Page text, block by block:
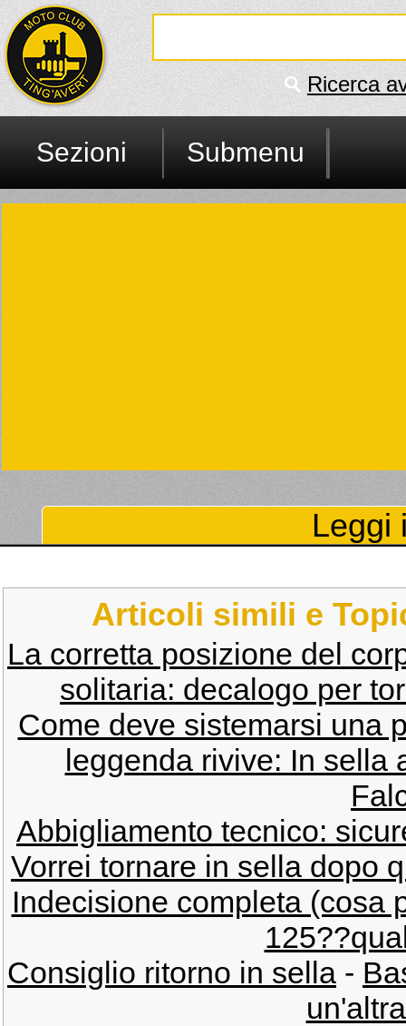
Ricerca
Sezioni Submenu
Leggi
Articoli simili e
La corretta posizione del
solitaria: decalogo per
Come deve sistemarsi una
leggenda rivive: In sella
Abbigliamento tecnico:
Vorrei tornare in sella dopo
Indecisione completa (cosa
Consiglio ritorno in sella -